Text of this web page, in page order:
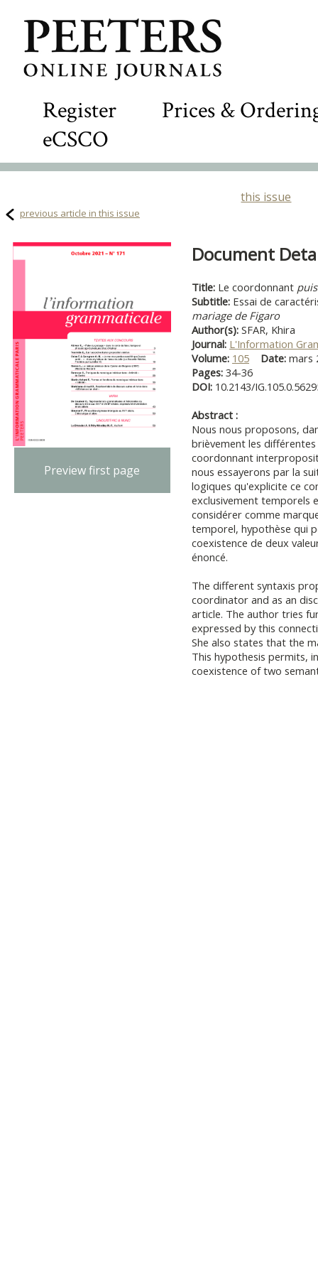
Register
Prices &
eCSCO
this issue
previous article in this issue
Preview first page
Document
Title: Le coordonnant puis
Subtitle: Essai de
mariage de Figaro
Author(s): SFAR, Khira
Journal: L'Information
Volume: 105 Date:
Pages: 34-36
DOI: 10.2143/
Abstract :
Nous nous proposons,
brièvement les
coordonnant
nous essayerons par la
logiques qu'explicite ce
exclusivement temporels
considérer comme
temporel, hypothèse qui
coexistence de deux
énoncé.
The different syntaxis
coordinator and as an
article. The author tries
expressed by this
She also states that the
This hypothesis permits,
coexistence of two